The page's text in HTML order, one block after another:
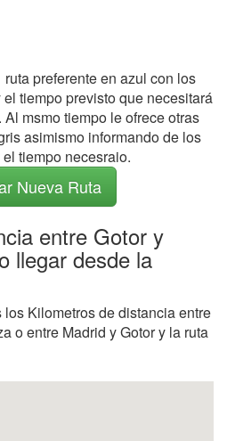
preferente en azul con los
tiempo previsto que necesitará
msmo tiempo le ofrece otras
asimismo informando de los
tiempo necesraio.
Nueva Ruta
entre Gotor y
llegar desde la
Kilometros de distancia entre
o entre Madrid y Gotor y la ruta